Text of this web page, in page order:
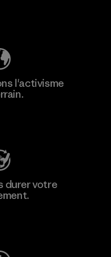
l'activisme
durer votre